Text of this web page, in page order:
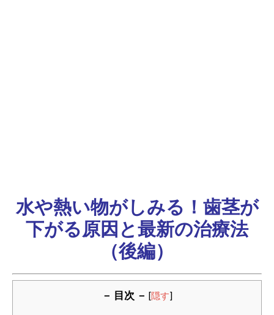
水や熱い物がしみる！歯茎が
下がる原因と最新の治療法
（後編）
－ 目次 － [隠す]